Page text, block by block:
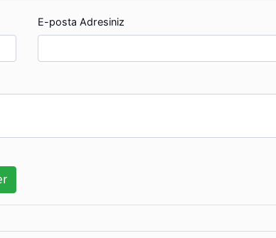
E-posta Adresiniz